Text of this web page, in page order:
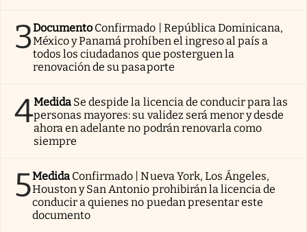
3Documento Confirmado | República Dominicana,
México y Panamá prohíben el ingreso al país a
todos los ciudadanos que posterguen la
renovación de su pasaporte
4Medida Se despide la licencia de conducir para las
personas mayores: su validez será menor y desde
ahora en adelante no podrán renovarla como
siempre
5Medida Confirmado | Nueva York, Los Ángeles,
Houston y San Antonio prohibirán la licencia de
conducir a quienes no puedan presentar este
documento